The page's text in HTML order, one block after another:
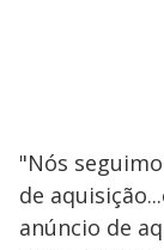
"Nós
de
anúncio de